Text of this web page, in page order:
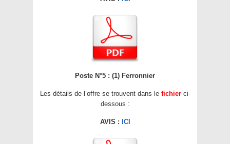
Poste N°5 : (1) Ferronnier
Les détails de l’offre se trouvent dans le fichier ci-
dessous :
AVIS : ICI